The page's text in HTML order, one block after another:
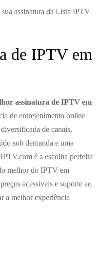
assinatura da Lista IPTV
de IPTV em
assinatura de IPTV em
de entretenimento online
de canais,
sob demanda e uma
é a escolha perfeita
melhor do IPTV em
acessíveis e suporte ao
a melhor experiência